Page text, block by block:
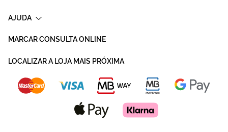
AJUDA
MARCAR CONSULTA ONLINE
LOCALIZAR A LOJA MAIS PRÓXIMA